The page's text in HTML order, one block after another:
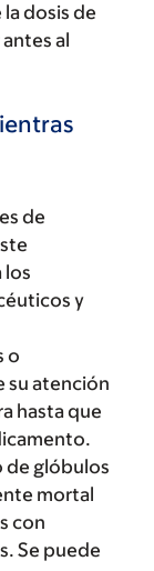
dosis de
al
de
los
y
o
su atención
hasta que
de glóbulos
mortal
con
Se puede